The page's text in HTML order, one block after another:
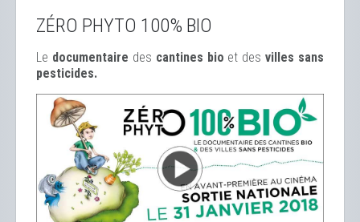
ZÉRO PHYTO 100% BIO
Le documentaire des cantines bio et desvilles sans
pesticides.